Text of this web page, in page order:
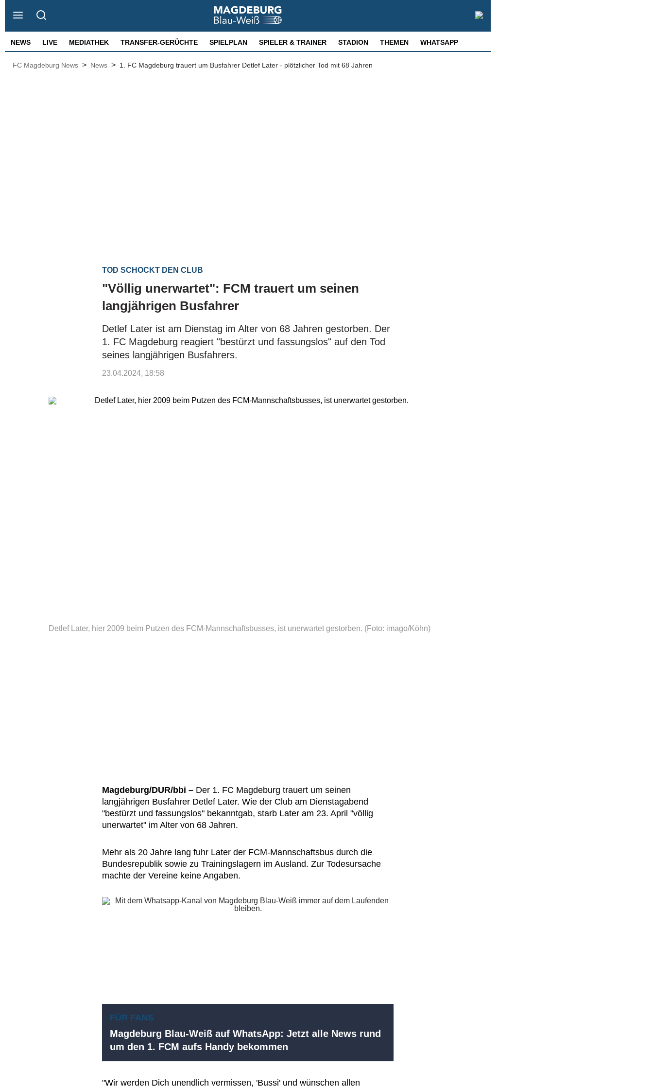
NEWS LIVE MEDIATHEK TRANSFER-GERÜCHTE SPIELPLAN SPIELER & TRAINER STADION THEMEN WHATSAPP
FC Magdeburg News > News > 1. FC Magdeburg trauert um Busfahrer Detlef Later - plötzlicher Tod mit 68 Jahren
TOD SCHOCKT DEN CLUB
"Völlig unerwartet": FCM trauert um seinen
langjährigen Busfahrer
Detlef Later ist am Dienstag im Alter von 68 Jahren gestorben. Der
1. FC Magdeburg reagiert "bestürzt und fassungslos" auf den Tod
seines langjährigen Busfahrers.
23.04.2024, 18:58
Detlef Later, hier 2009 beim Putzen des FCM-Mannschaftsbusses, ist unerwartet gestorben. (Foto: imago/Köhn)
Magdeburg/DUR/bbi – Der 1. FC Magdeburg trauert um seinen
langjährigen Busfahrer Detlef Later. Wie der Club am Dienstagabend
"bestürzt und fassungslos" bekanntgab, starb Later am 23. April "völlig
unerwartet" im Alter von 68 Jahren.
Mehr als 20 Jahre lang fuhr Later der FCM-Mannschaftsbus durch die
Bundesrepublik sowie zu Trainingslagern im Ausland. Zur Todesursache
machte der Vereine keine Angaben.
FÜR FANS
Magdeburg Blau-Weiß auf WhatsApp: Jetzt alle News rund
um den 1. FCM aufs Handy bekommen
"Wir werden Dich unendlich vermissen, 'Bussi' und wünschen allen